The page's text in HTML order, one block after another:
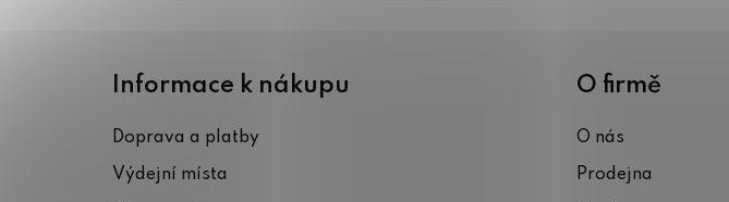
Informace k nákupu
Doprava a platby
Výdejní místa
O firmě
O nás
Prodejna